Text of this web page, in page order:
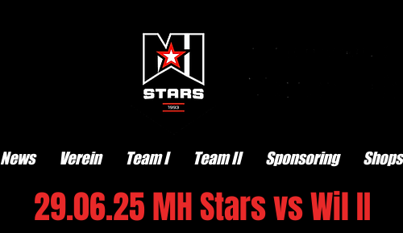
News Verein Team I Team II Sponsoring Shops
29.06.25 MH Stars vs Wil II